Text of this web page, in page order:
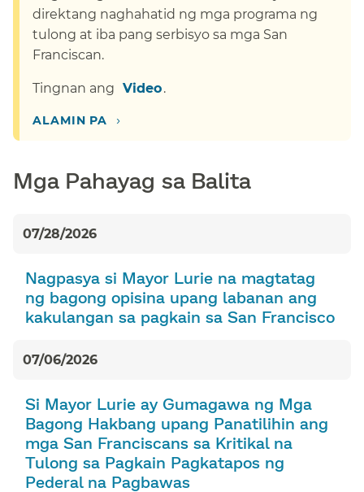
direktang naghahatid ng mga programa ng
tulong at iba pang serbisyo sa mga San
Franciscan.​​
Tingnan ang ​​ Video​​.​​
ALAMIN PA​​ ›​​
Mga Pahayag sa Balita​​
07/28/2026​​
Nagpasya si Mayor Lurie na magtatag
ng bagong opisina upang labanan ang
kakulangan sa pagkain sa San Francisco​​
07/06/2026​​
Si Mayor Lurie ay Gumagawa ng Mga
Bagong Hakbang upang Panatilihin ang
mga San Franciscans sa Kritikal na
Tulong sa Pagkain Pagkatapos ng
Pederal na Pagbawas​​